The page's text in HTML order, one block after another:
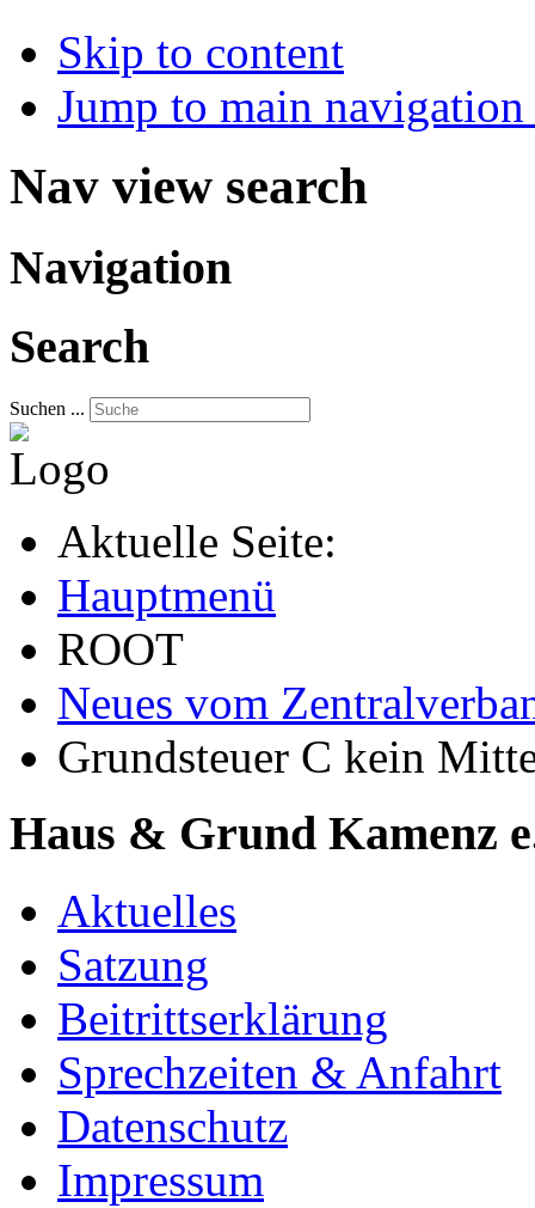
Skip to content
Jump to main
Nav view search
Navigation
Search
Suchen ...
Aktuelle Seite:
Hauptmenü
ROOT
Neues vom
Grundsteuer C kein
Haus & Grund Kamenz
Aktuelles
Satzung
Beitrittserklärung
Sprechzeiten & Anfahrt
Datenschutz
Impressum